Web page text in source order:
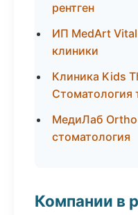
рентген
ИП MedArt
клиники
Клиника Kids
Стоматология
МедиЛаб
стоматология
Компании в